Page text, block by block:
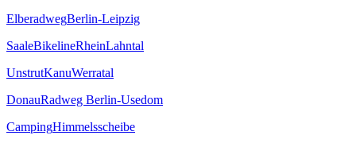
ElberadwegBerlin-Leipzig
SaaleBikelineRheinLahntal
UnstrutKanuWerratal
DonauRadweg Berlin-Usedom
CampingHimmelsscheibe